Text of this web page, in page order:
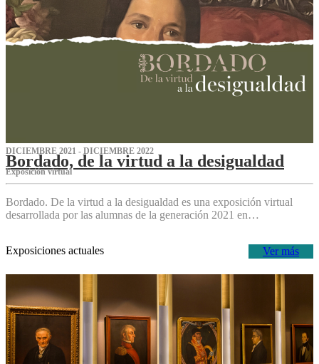
DICIEMBRE 2021 - DICIEMBRE 2022
Bordado, de la virtud a la desigualdad
Exposición virtual‌
Bordado. De la virtud a la desigualdad es una exposición virtual
desarrollada por las alumnas de la generación 2021 en…
Ver más
Exposiciones actuales